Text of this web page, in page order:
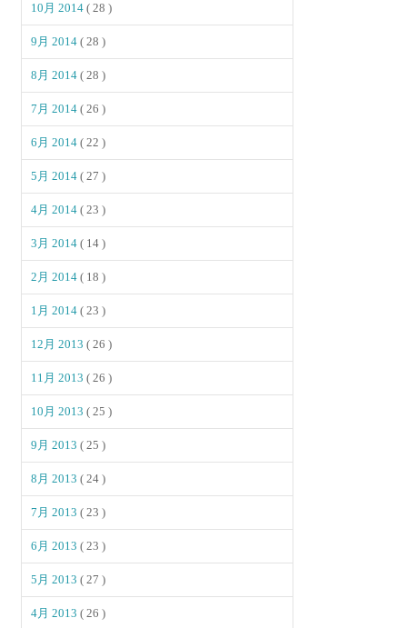
10月 2014( 28 )
9月 2014( 28 )
8月 2014( 28 )
7月 2014( 26 )
6月 2014( 22 )
5月 2014( 27 )
4月 2014( 23 )
3月 2014( 14 )
2月 2014( 18 )
1月 2014( 23 )
12月 2013( 26 )
11月 2013( 26 )
10月 2013( 25 )
9月 2013( 25 )
8月 2013( 24 )
7月 2013( 23 )
6月 2013( 23 )
5月 2013( 27 )
4月 2013( 26 )